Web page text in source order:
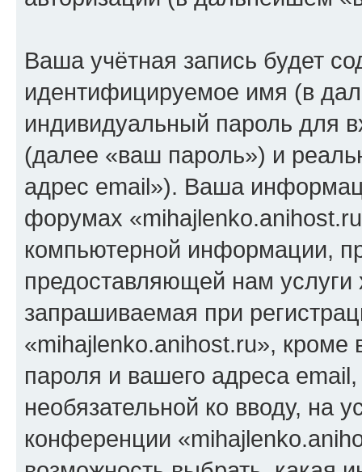
Ваша учётная запись будет
идентифицируемое имя (в
индивидуальный пароль для
(далее «ваш пароль») и
адрес email»). Ваша
форумах
компьютерной информации,
предоставляющей нам
запрашиваемая при
«mihajlenko.anihost.ru», кроме
пароля и вашего адреса
необязательной ко вводу, на
конференции